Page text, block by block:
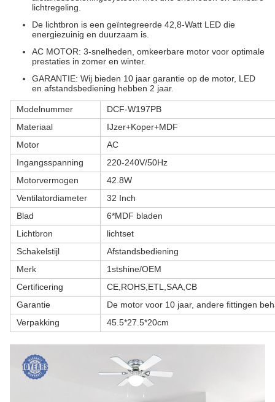
lichtregeling.
De lichtbron is een geïntegreerde 42,8-Watt LED die
energiezuinig en duurzaam is.
AC MOTOR: 3-snelheden, omkeerbare motor voor optimale
prestaties in zomer en winter.
GARANTIE: Wij bieden 10 jaar garantie op de motor, LED
en afstandsbediening hebben 2 jaar.
Modelnummer
DCF-W197PB
Materiaal
IJzer+Koper+MDF
Motor
AC
Ingangsspanning
220-240V/50Hz
Motorvermogen
42.8W
Ventilatordiameter
32 Inch
Blad
6*MDF bladen
Lichtbron
lichtset
Schakelstijl
Afstandsbediening
Merk
1stshine/OEM
Certificering
CE,ROHS,ETL,SAA,CB
Garantie
De motor voor 10 jaar, andere fittingen
Verpakking
45.5*27.5*20cm